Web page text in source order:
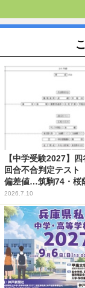
【中学受験2027】
回合不合判定テスト
偏差値…筑駒74・桜
2026.7.10